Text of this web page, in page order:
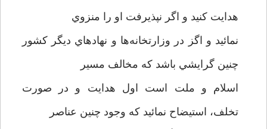
هدايت كنيد و اگر نپذيرفت او را منزوي
نمائيد و اگز در وزارتخانه‌ها و نهادهاي ديگر كشور
چنين گرايشي باشد كه مخالف مسير
اسلام و ملت است اول هدايت و در صورت
تخلف، استيضاح نمائيد كه وجود چنين عناصر